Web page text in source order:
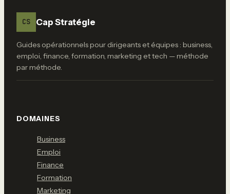
CS Cap Stratégie
Guides opérationnels pour dirigeants et équipes : business,
emploi, finance, formation, marketing et tech — méthode
par méthode.
DOMAINES
Business
Emploi
Finance
Formation
Marketing